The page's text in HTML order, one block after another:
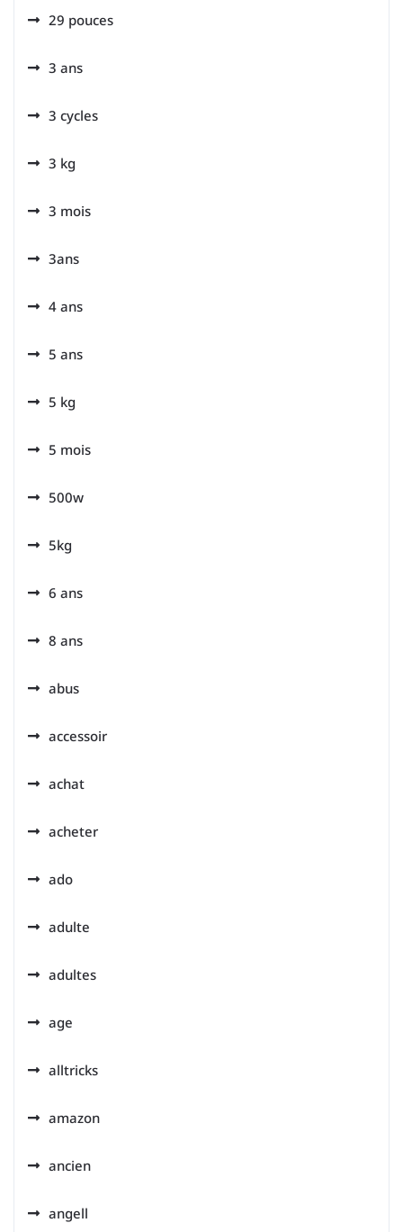
29 pouces
3 ans
3 cycles
3 kg
3 mois
3ans
4 ans
5 ans
5 kg
5 mois
500w
5kg
6 ans
8 ans
abus
accessoir
achat
acheter
ado
adulte
adultes
age
alltricks
amazon
ancien
angell